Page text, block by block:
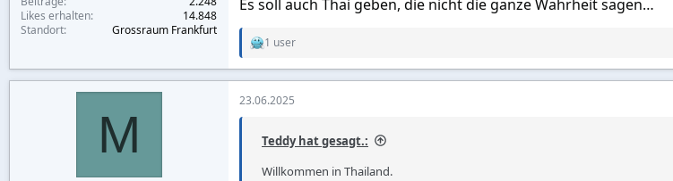
Likes erhalten
14.848
Standort
Grossraum Frankfurt
Es soll auch Thai geben, die nicht die ganze Wahrheit sagen…
R
t
1 user
M
23.06.2025
Teddy hat gesagt.:
Willkommen in Thailand.